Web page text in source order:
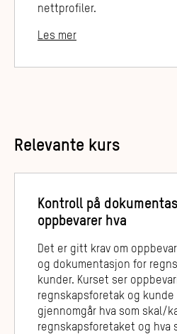
nettprofiler.
Les mer
Relevante kurs
Kontroll på
oppbevarer hva
Det er gitt krav om
og dokumentasjon for
kunder. Kurset ser
regnskapsforetak og kunde
gjennomgår hva som skal/
regnskapsforetaket og hva